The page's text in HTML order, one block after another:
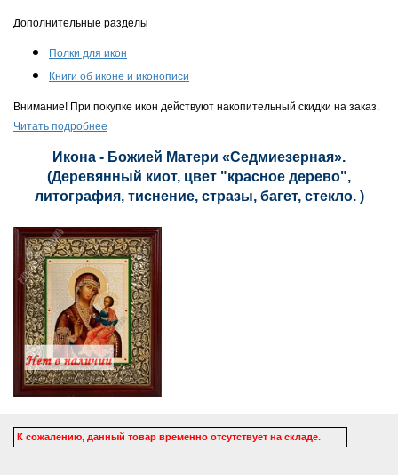
Дополнительные разделы
Полки для икон
Книги об иконе и иконописи
Внимание! При покупке икон действуют накопительный скидки на заказ.
Читать подробнее
Икона - Божией Матери «Седмиезерная».
(Деревянный киот, цвет "красное дерево",
литография, тиснение, стразы, багет, стекло. )
К сожалению, данный товар временно отсутствует на складе.